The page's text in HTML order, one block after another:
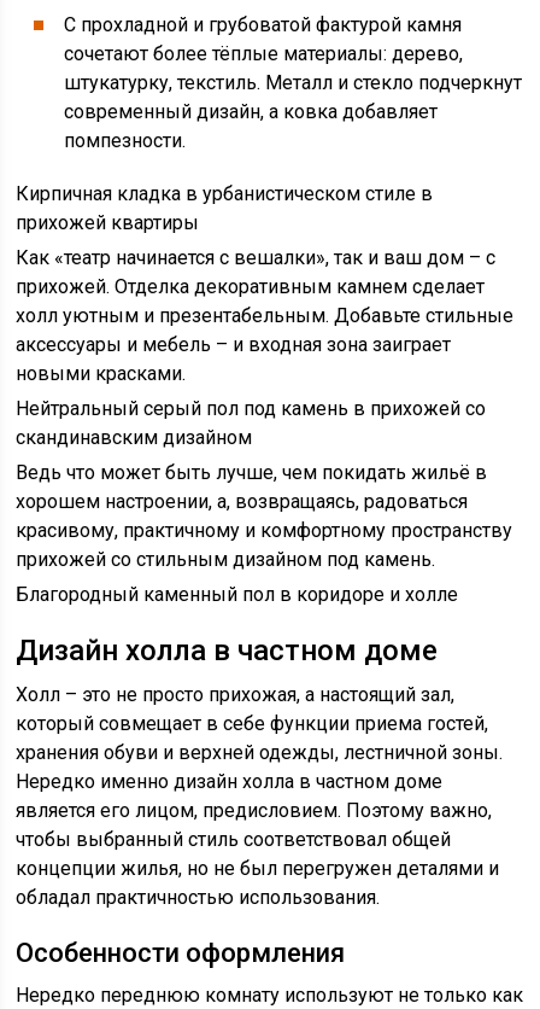
С прохладной и грубоватой фактурой камня
сочетают более тёплые материалы: дерево,
штукатурку, текстиль. Металл и стекло подчеркнут
современный дизайн, а ковка добавляет
помпезности.
Кирпичная кладка в урбанистическом стиле в
прихожей квартиры
Как «театр начинается с вешалки», так и ваш дом – с
прихожей. Отделка декоративным камнем сделает
холл уютным и презентабельным. Добавьте стильные
аксессуары и мебель – и входная зона заиграет
новыми красками.
Нейтральный серый пол под камень в прихожей со
скандинавским дизайном
Ведь что может быть лучше, чем покидать жильё в
хорошем настроении, а, возвращаясь, радоваться
красивому, практичному и комфортному пространству
прихожей со стильным дизайном под камень.
Благородный каменный пол в коридоре и холле
Дизайн холла в частном доме
Холл – это не просто прихожая, а настоящий зал,
который совмещает в себе функции приема гостей,
хранения обуви и верхней одежды, лестничной зоны.
Нередко именно дизайн холла в частном доме
является его лицом, предисловием. Поэтому важно,
чтобы выбранный стиль соответствовал общей
концепции жилья, но не был перегружен деталями и
обладал практичностью использования.
Особенности оформления
Нередко переднюю комнату используют не только как